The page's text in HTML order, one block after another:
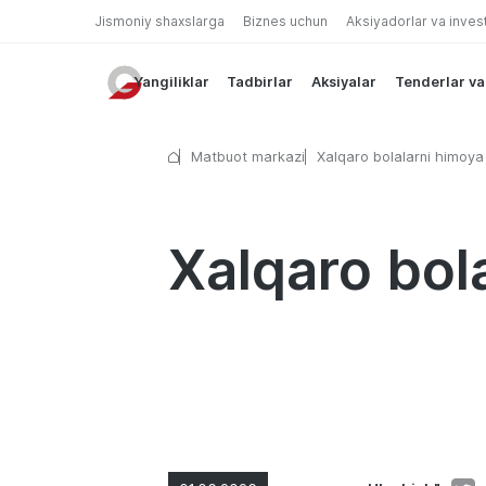
Jismoniy shaxslarga Biznes uchun Aksiyadorlar va
Yangiliklar Tadbirlar Aksiyalar Tenderlar
Matbuot markazi
Xalqaro bolalarni himoya
Xalqaro